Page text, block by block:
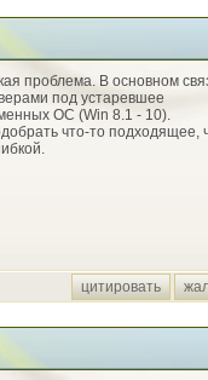
проблема. В основном
под устаревшее
ОС (Win 8.1 - 10).
что-то подходящее,
цитировать